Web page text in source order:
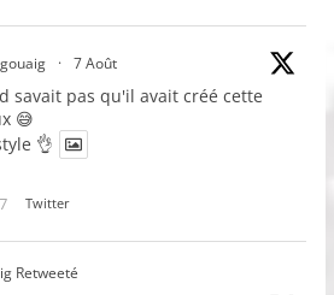
· 7 Août
savait pas qu'il avait créé cette
😅
👌
7 Twitter
Retweeté